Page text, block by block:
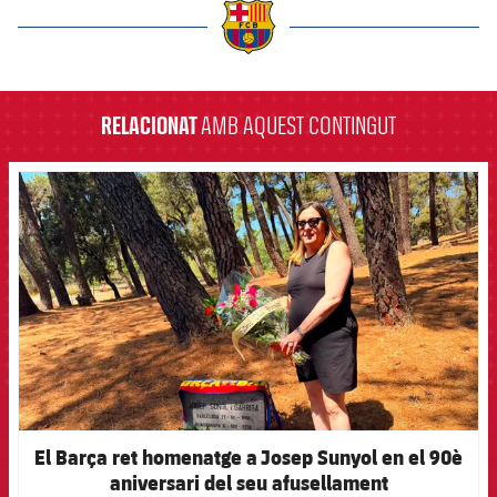
RELACIONATAMB AQUEST CONTINGUT
FCB Barcelona badge
El Barça ret homenatge a Josep Sunyol en el 90è
aniversari del seu afusellament